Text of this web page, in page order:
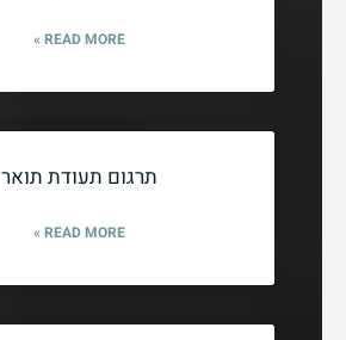
READ MORE »
תרגום תעודת תואר
READ MORE »